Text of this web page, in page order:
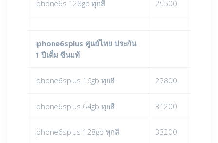
iphone6s 128gb ทุกสี 29500
iphone6splus ศูนย์ไทย ประกัน
1 ปีเต็ม ซีนแท้
iphone6splus 16gb ทุกสี 27800
iphone6splus 64gb ทุกสี 31200
iphone6splus 128gb ทุกสี 33200